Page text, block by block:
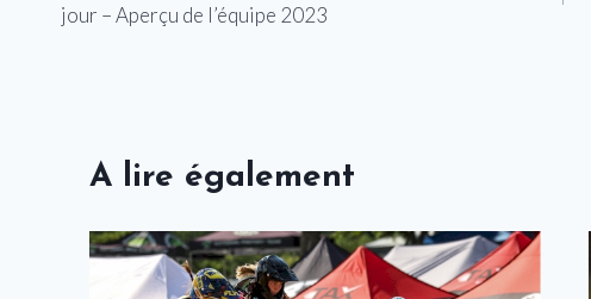
jour – Aperçu de l’équipe 2023
A lire également